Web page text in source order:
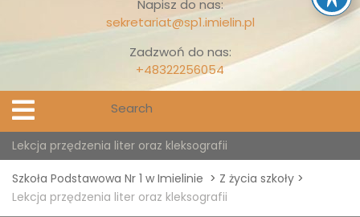
Napisz do nas:
sekretariat@sp1.imielin.pl
Zadzwoń do nas:
+48322256054
Open
Menu
Lekcja przędzenia liter oraz kleksografii
Szkoła Podstawowa Nr 1 w Imielinie > Z życia szkoły >
Lekcja przędzenia liter oraz kleksografii